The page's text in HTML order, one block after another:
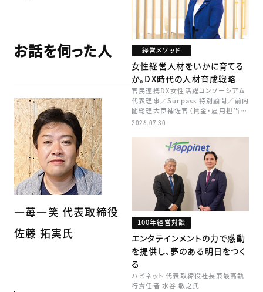
お話を伺った人
一苺一笑 代表取締役
佐藤 拓実氏
経営メソッド
女性経営人材をいかに育てる
か。DX時代の人材育成戦略
官民連携DX女性活躍コンソーシアム
代表理事／Surpass 特別顧問／前内
閣総理大臣補佐官（賃金・雇用担当）
矢田 稚子
2026.07.30
100年経営対談
エンタテインメントの力で感動
を提供し、夢のある明日をつく
る
ハピネット 代表取締役社長兼最高執
行責任者 水谷 敏之氏